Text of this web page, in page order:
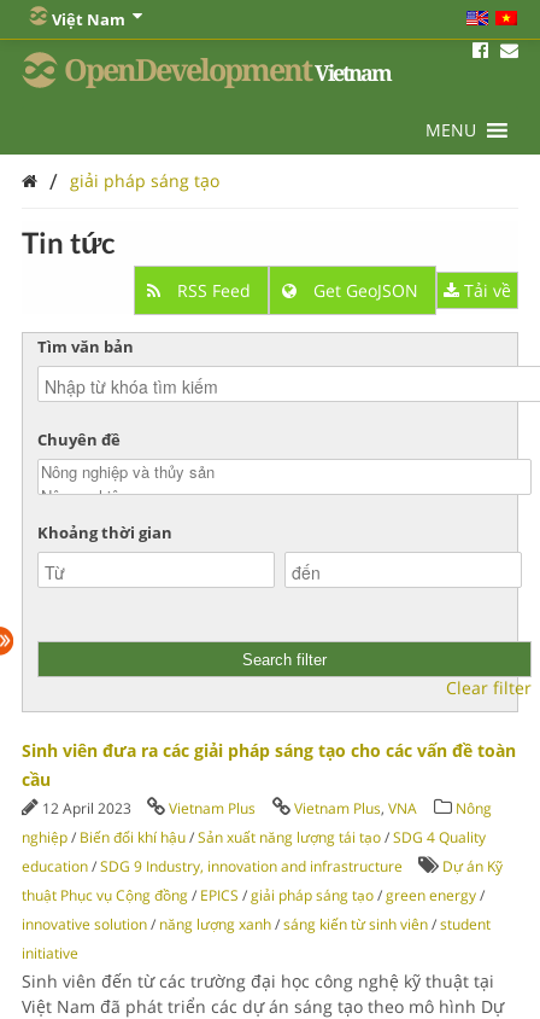
Việt Nam
OpenDevelopmentVietnam
MENU
/ giải pháp sáng tạo
Tin tức
RSS Feed Get GeoJSON Tải về
Tìm văn bản
Chuyên đề
Khoảng thời gian
Clear filter
Sinh viên đưa ra các giải pháp sáng tạo cho các vấn đề toàn
cầu
12 April 2023 Vietnam Plus Vietnam Plus, VNA
Nông
nghiệp/ Biến đổi khí hậu/Sản xuất năng lượng tái tạo/SDG 4 Quality
education/SDG 9 Industry, innovation and infrastructure
Dự án Kỹ
thuật Phục vụ Cộng đồng/ EPICS /giải pháp sáng tạo/green energy/
innovative solution/ năng lượng xanh/sáng kiến từ sinh viên/student
initiative
Sinh viên đến từ các trường đại học công nghệ kỹ thuật tại
Việt Nam đã phát triển các dự án sáng tạo theo mô hình Dự